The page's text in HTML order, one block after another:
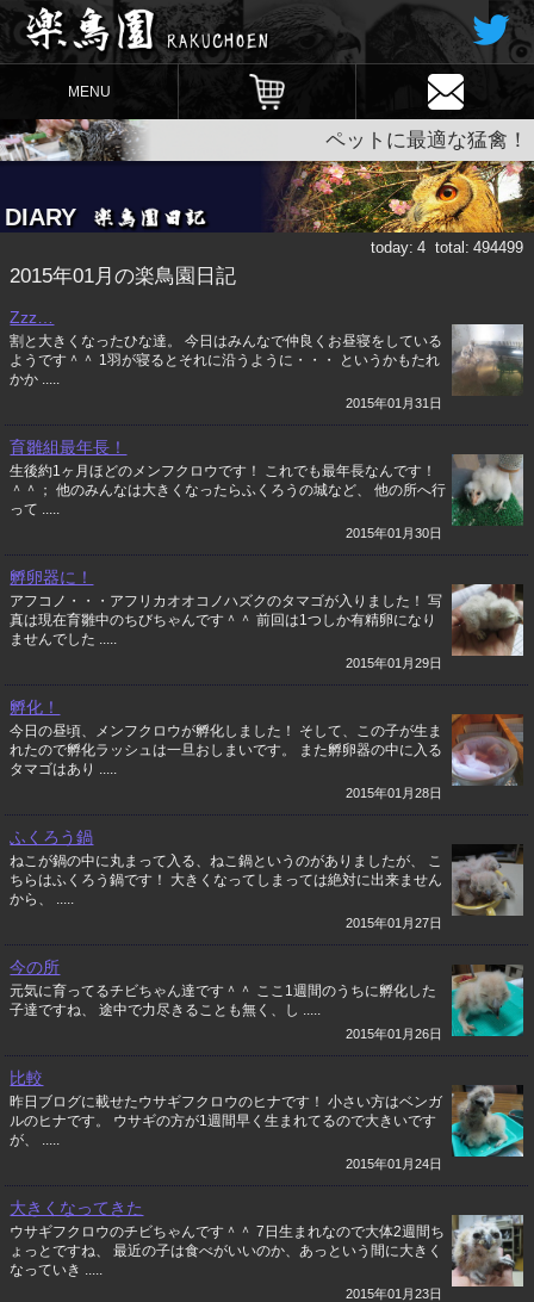
MENU
ペットに最適な猛禽！
DIARY
today: 4 total: 494499
2015年01月の楽鳥園日記
Zzz…
割と大きくなったひな達。 今日はみんなで仲良くお昼寝をしている
ようです＾＾ 1羽が寝るとそれに沿うように・・・ というかもたれ
かか .....
2015年01月31日
育雛組最年長！
生後約1ヶ月ほどのメンフクロウです！ これでも最年長なんです！
＾＾； 他のみんなは大きくなったらふくろうの城など、 他の所へ行
って .....
2015年01月30日
孵卵器に！
アフコノ・・・アフリカオオコノハズクのタマゴが入りました！ 写
真は現在育雛中のちびちゃんです＾＾ 前回は1つしか有精卵になり
ませんでした .....
2015年01月29日
孵化！
今日の昼頃、メンフクロウが孵化しました！ そして、この子が生ま
れたので孵化ラッシュは一旦おしまいです。 また孵卵器の中に入る
タマゴはあり .....
2015年01月28日
ふくろう鍋
ねこが鍋の中に丸まって入る、ねこ鍋というのがありましたが、 こ
ちらはふくろう鍋です！ 大きくなってしまっては絶対に出来ません
から、 .....
2015年01月27日
今の所
元気に育ってるチビちゃん達です＾＾ ここ1週間のうちに孵化した
子達ですね、 途中で力尽きることも無く、し .....
2015年01月26日
比較
昨日ブログに載せたウサギフクロウのヒナです！ 小さい方はベンガ
ルのヒナです。 ウサギの方が1週間早く生まれてるので大きいです
が、 .....
2015年01月24日
大きくなってきた
ウサギフクロウのチビちゃんです＾＾ 7日生まれなので大体2週間ち
ょっとですね、 最近の子は食べがいいのか、あっという間に大きく
なっていき .....
2015年01月23日